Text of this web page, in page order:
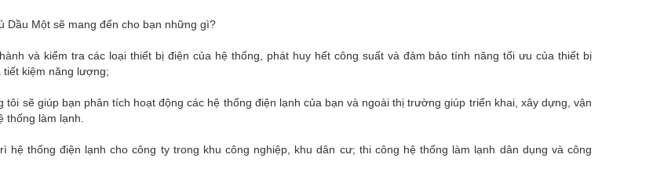
Dầu Một sẽ mang đến cho bạn những gì?
và kiểm tra các loại thiết bị điện của hệ thống, phát huy hết công suất và đảm bảo tính năng tối ưu của thiết bị
tiết kiệm năng lượng;
tôi sẽ giúp bạn phân tích hoạt động các hệ thống điện lạnh của bạn và ngoài thị trường giúp triển khai, xây dựng, vận
thống làm lạnh.
hệ thống điện lạnh cho công ty trong khu công nghiệp, khu dân cư; thi công hệ thống làm lạnh dân dụng và công